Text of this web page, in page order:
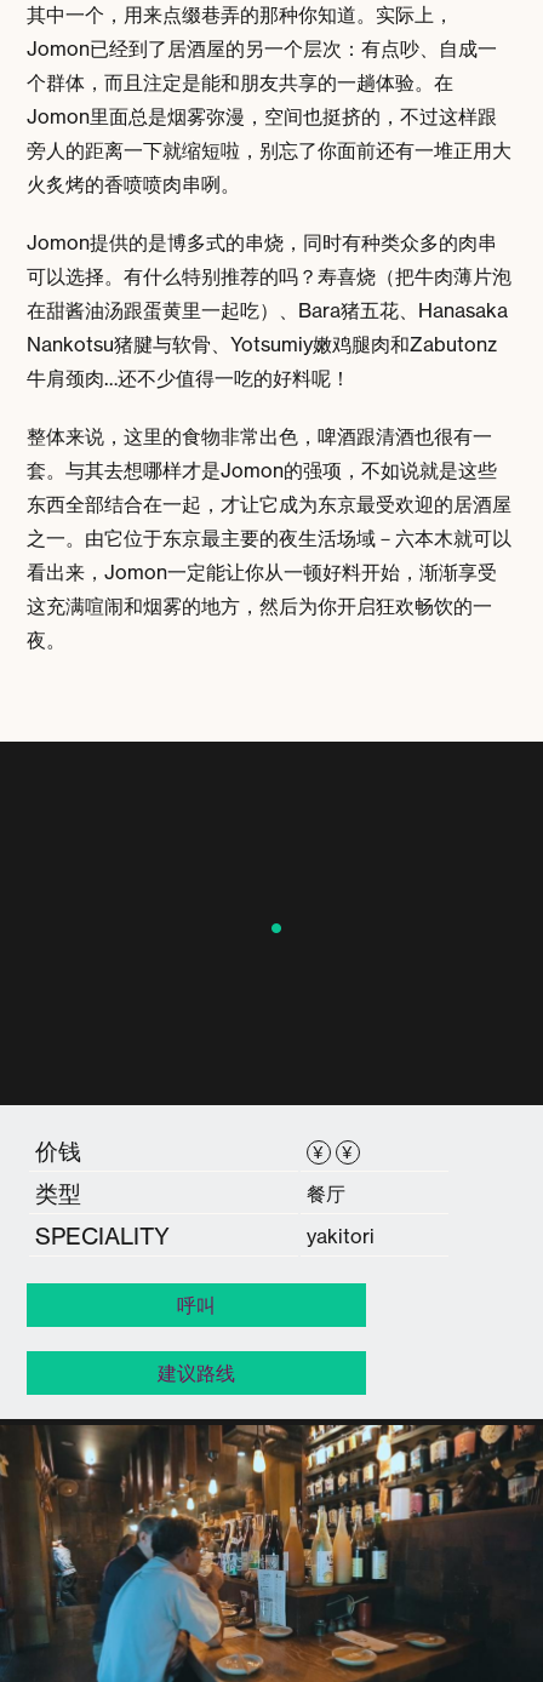
其中一个，用来点缀巷弄的那种你知道。实际上，
Jomon已经到了居酒屋的另一个层次：有点吵、自成一
个群体，而且注定是能和朋友共享的一趟体验。在
Jomon里面总是烟雾弥漫，空间也挺挤的，不过这样跟
旁人的距离一下就缩短啦，别忘了你面前还有一堆正用大
火炙烤的香喷喷肉串咧。
Jomon提供的是博多式的串烧，同时有种类众多的肉串
可以选择。有什么特别推荐的吗？寿喜烧（把牛肉薄片泡
在甜酱油汤跟蛋黄里一起吃）、Bara猪五花、Hanasaka
Nankotsu猪腱与软骨、Yotsumiy嫩鸡腿肉和Zabutonz
牛肩颈肉…还不少值得一吃的好料呢！
整体来说，这里的食物非常出色，啤酒跟清酒也很有一
套。与其去想哪样才是Jomon的强项，不如说就是这些
东西全部结合在一起，才让它成为东京最受欢迎的居酒屋
之一。由它位于东京最主要的夜生活场域－六本木就可以
看出来，Jomon一定能让你从一顿好料开始，渐渐享受
这充满喧闹和烟雾的地方，然后为你开启狂欢畅饮的一
夜。
价钱 ¥ ¥
类型 餐厅
SPECIALITY yakitori
呼叫
建议路线